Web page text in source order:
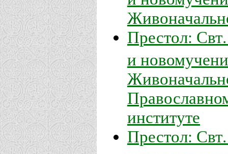
Престол:
и
институте
Престол: